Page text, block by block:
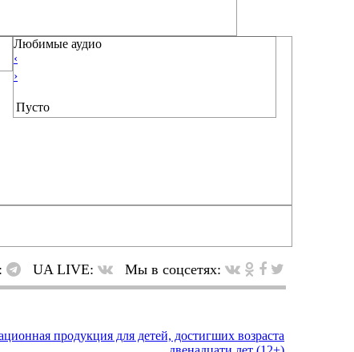
Любимые аудио
‹
›
Пусто
UA LIVE: Мы в соцсетях: